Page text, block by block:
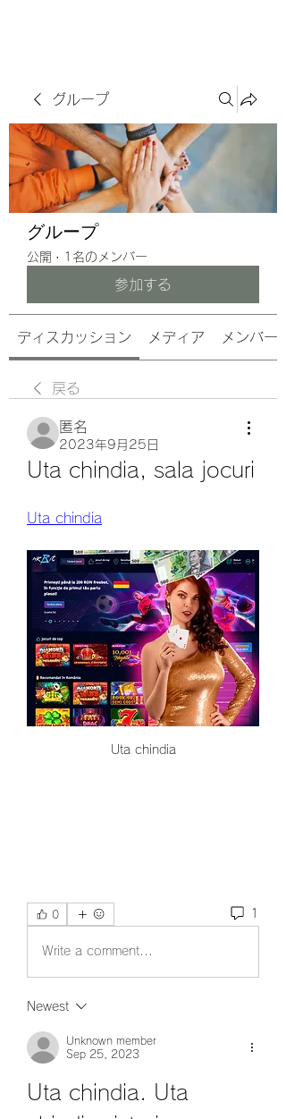
グループ
グループ
公開 · 1名のメンバー
参加する
ディスカッション メディア メンバー
戻る
匿名
2023年9月25日
Uta chindia, sala jocuri
Uta chindia
Uta chindia
0 1
Write a comment...
Newest
Unknown member
Sep 25, 2023
Uta chindia. Uta